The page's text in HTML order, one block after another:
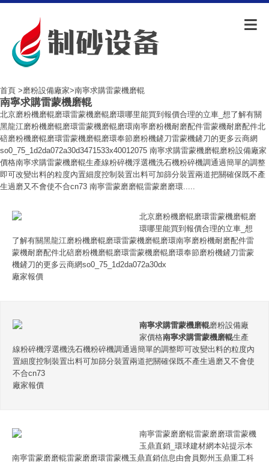
首頁 >磨粉設備廠家>南寧求購雷蒙機磨輥
南寧求購雷蒙機磨輥
北京磨粉機磨輥磨環雷蒙機磨輥磨環哪里能買到報價合理的立車_想了解有關
黑龍江磨粉機磨輥磨環雷蒙機磨輥磨環南寧磨粉機耐磨配件雷蒙機耐磨配件北
碚磨粉機磨輥磨環雷蒙機磨輥磨環奉節磨粉機鏟刀雷蒙機鏟刀的更多云商網
so0_75_1d2da072a30d3471533x40012075 南寧求購雷蒙機磨輥磨粉設備廠家
價格南寧求購雷蒙機磨輥生產線粉碎機浮選機洗石機粉碎機調通過簡單的調整
即可改變出料的粒度內置細度控制裝置出料可加篩分裝置兩道把關確保既不產
生過磨又不會使不合cn73 南寧雷蒙磨磨輥雷蒙磨磨環.....
北京磨粉機磨輥磨環雷蒙機磨輥磨
環哪里能買到報價合理的立車_想
了解有關黑龍江磨粉機磨輥磨環雷蒙機磨輥磨環南寧磨粉機耐磨配件雷
蒙機耐磨配件北碚磨粉機磨輥磨環雷蒙機磨輥磨環奉節磨粉機鏟刀雷蒙
機鏟刀的更多云商網so0_75_1d2da072a30dx
廠家報價
南寧求購雷蒙機磨輥磨粉設備廠
家價格南寧求購雷蒙機磨輥生產
線粉碎機浮選機洗石機粉碎機調通過簡單的調整即可改變出料的粒度內
置細度控制裝置出料可加篩分裝置兩道把關確保既不產生過磨又不會使
不合cn73
廠家報價
南寧雷蒙磨磨輥雷蒙磨磨環雷蒙機
玉鼎直銷_環球建材網本站提示本
南寧雷蒙磨磨輥雷蒙磨磨環雷蒙機玉鼎直銷信息由會員鄭州玉鼎重工科